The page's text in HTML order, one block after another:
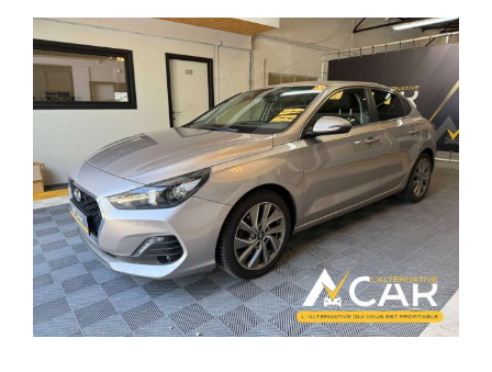
HR-
V
e:HEV
1.5i
Advance
eCVT
Advance
–
GARANTIE
HONDA
2028